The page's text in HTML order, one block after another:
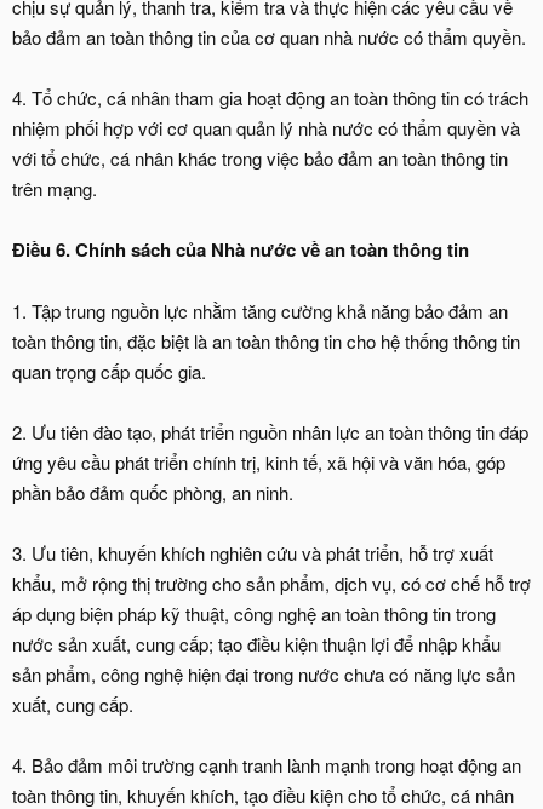
chịu sự quản lý, thanh tra, kiểm tra và thực hiện các yêu cầu về
bảo đảm an toàn thông tin của cơ quan nhà nước có thẩm quyền.
4. Tổ chức, cá nhân tham gia hoạt động an toàn thông tin có trách
nhiệm phối hợp với cơ quan quản lý nhà nước có thẩm quyền và
với tổ chức, cá nhân khác trong việc bảo đảm an toàn thông tin
trên mạng.
Điều 6. Chính sách của Nhà nước về an toàn thông tin
1. Tập trung nguồn lực nhằm tăng cường khả năng bảo đảm an
toàn thông tin, đặc biệt là an toàn thông tin cho hệ thống thông tin
quan trọng cấp quốc gia.
2. Ưu tiên đào tạo, phát triển nguồn nhân lực an toàn thông tin đáp
ứng yêu cầu phát triển chính trị, kinh tế, xã hội và văn hóa, góp
phần bảo đảm quốc phòng, an ninh.
3. Ưu tiên, khuyến khích nghiên cứu và phát triển, hỗ trợ xuất
khẩu, mở rộng thị trường cho sản phẩm, dịch vụ, có cơ chế hỗ trợ
áp dụng biện pháp kỹ thuật, công nghệ an toàn thông tin trong
nước sản xuất, cung cấp; tạo điều kiện thuận lợi để nhập khẩu
sản phẩm, công nghệ hiện đại trong nước chưa có năng lực sản
xuất, cung cấp.
4. Bảo đảm môi trường cạnh tranh lành mạnh trong hoạt động an
toàn thông tin, khuyến khích, tạo điều kiện cho tổ chức, cá nhân